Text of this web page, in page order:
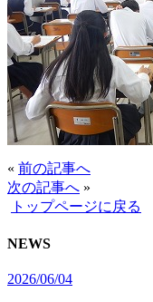
« 前の記事へ
次の記事へ »
トップページに戻る
NEWS
2026/06/04